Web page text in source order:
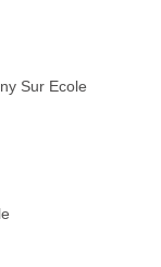
Sur Ecole